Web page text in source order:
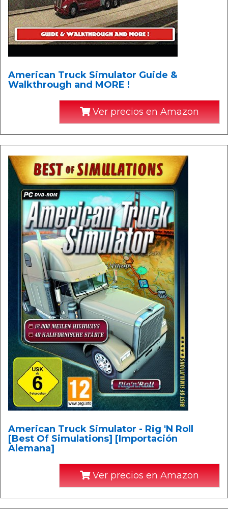
American Truck Simulator Guide &
Walkthrough and MORE !
Ver precios en Amazon
American Truck Simulator - Rig 'N Roll
[Best Of Simulations] [Importación
Alemana]
Ver precios en Amazon